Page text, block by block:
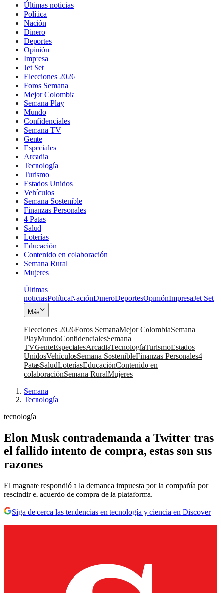
Últimas noticias
Política
Nación
Dinero
Deportes
Opinión
Impresa
Jet Set
Elecciones 2026
Foros Semana
Mejor Colombia
Semana Play
Mundo
Confidenciales
Semana TV
Gente
Especiales
Arcadia
Tecnología
Turismo
Estados Unidos
Vehículos
Semana Sostenible
Finanzas Personales
4 Patas
Salud
Loterías
Educación
Contenido en colaboración
Semana Rural
Mujeres
Últimas
noticiasPolíticaNaciónDineroDeportesOpiniónImpresaJet Set
Más
Elecciones 2026Foros SemanaMejor ColombiaSemana
PlayMundoConfidencialesSemana
TVGenteEspecialesArcadiaTecnologíaTurismoEstados
UnidosVehículosSemana SostenibleFinanzas Personales4
PatasSaludLoteríasEducaciónContenido en
colaboraciónSemana RuralMujeres
Semana|
Tecnología
tecnología
Elon Musk contrademanda a Twitter tras
el fallido intento de compra, estas son sus
razones
El magnate respondió a la demanda impuesta por la compañía por
rescindir el acuerdo de compra de la plataforma.
Siga de cerca las tendencias en tecnología y ciencia en Discover